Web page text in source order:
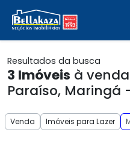
Resultados da busca
3 Imóveis à
Paraíso, Maringá
Venda Imóveis para Lazer